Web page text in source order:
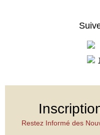
Restez Informé des